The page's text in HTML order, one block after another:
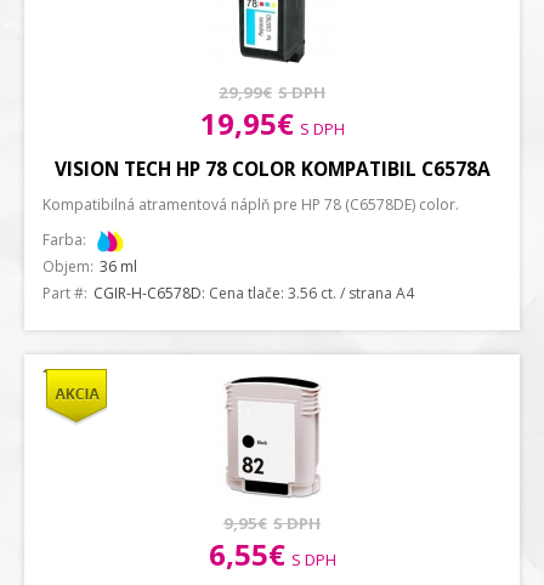
29,99€ S DPH
19,95€ S DPH
VISION TECH HP 78 COLOR KOMPATIBIL C6578A
Kompatibilná atramentová náplň pre HP 78 (C6578DE) color.
Farba:
Objem: 36 ml
Part #: CGIR-H-C6578D: Cena tlače: 3.56 ct. / strana A4
9,95€ S DPH
6,55€ S DPH